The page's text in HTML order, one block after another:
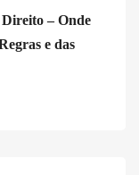
– Onde
e das